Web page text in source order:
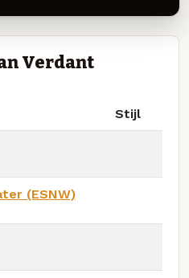
Verdant
Stijl
(ESNW)